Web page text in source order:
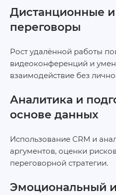
Дистанционные
переговоры
Рост удалённой работы
видеоконференций и
взаимодействие без
Аналитика и
основе данных
Использование CRM и
аргументов, оценки
переговорной стратегии.
Эмоциональный